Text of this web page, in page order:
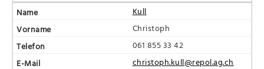
Kull
Christoph
061 855 33 42
christoph.kull@repol.ag.ch